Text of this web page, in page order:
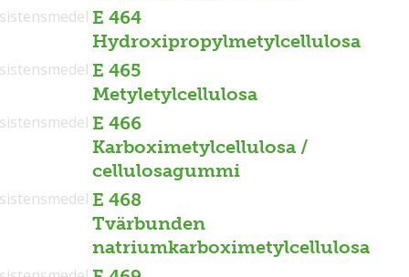
E 464
Hydroxipropylmetylcellulosa
E 465
Metyletylcellulosa
E 466
Karboximetylcellulosa /
cellulosagummi
E 468
Tvärbunden
natriumkarboximetylcellulosa